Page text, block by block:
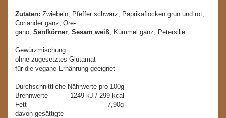
Zutaten: Zwiebeln, Pfeffer schwarz, Paprikaflocken grün und rot,
Coriander ganz, Ore-
gano, Senfkörner Sesam weiß , Kümmel ganz, Petersilie
Gewürzmischung
ohne zugesetztes Glutamat
für die vegane Ernährung geeignet
Durchschnittliche Nährwerte pro 100g
Brennwerte 1249 kJ / 299 kcal
Fett 7,90g
davon gesättigte